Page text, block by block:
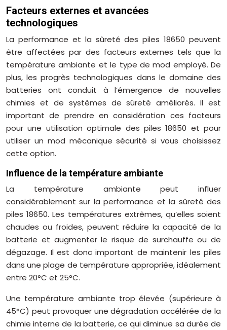
Facteurs externes et avancées
technologiques
La performance et la sûreté des piles 18650 peuvent
être affectées par des facteurs externes tels que la
température ambiante et le type de mod employé. De
plus, les progrès technologiques dans le domaine des
batteries ont conduit à l’émergence de nouvelles
chimies et de systèmes de sûreté améliorés. Il est
important de prendre en considération ces facteurs
pour une utilisation optimale des piles 18650 et pour
utiliser un mod mécanique sécurité si vous choisissez
cette option.
Influence de la température ambiante
La température ambiante peut influer
considérablement sur la performance et la sûreté des
piles 18650. Les températures extrêmes, qu’elles soient
chaudes ou froides, peuvent réduire la capacité de la
batterie et augmenter le risque de surchauffe ou de
dégazage. Il est donc important de maintenir les piles
dans une plage de température appropriée, idéalement
entre 20°C et 25°C.
Une température ambiante trop élevée (supérieure à
45°C) peut provoquer une dégradation accélérée de la
chimie interne de la batterie, ce qui diminue sa durée de